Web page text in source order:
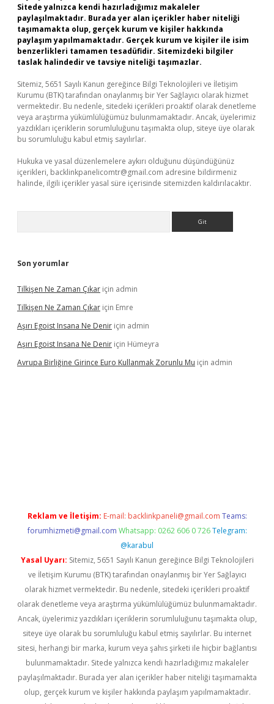
Sitede yalnızca kendi hazırladığımız makaleler
paylaşılmaktadır. Burada yer alan içerikler haber niteliği
taşımamakta olup, gerçek kurum ve kişiler hakkında
paylaşım yapılmamaktadır. Gerçek kurum ve kişiler ile isim
benzerlikleri tamamen tesadüfidir. Sitemizdeki bilgiler
taslak halindedir ve tavsiye niteliği taşımazlar.
Sitemiz, 5651 Sayılı Kanun gereğince Bilgi Teknolojileri ve İletişim
Kurumu (BTK) tarafından onaylanmış bir Yer Sağlayıcı olarak hizmet
vermektedir. Bu nedenle, sitedeki içerikleri proaktif olarak denetleme
veya araştırma yükümlülüğümüz bulunmamaktadır. Ancak, üyelerimiz
yazdıkları içeriklerin sorumluluğunu taşımakta olup, siteye üye olarak
bu sorumluluğu kabul etmiş sayılırlar.
Hukuka ve yasal düzenlemelere aykırı olduğunu düşündüğünüz
içerikleri, backlinkpanelicomtr@gmail.com adresine bildirmeniz
halinde, ilgili içerikler yasal süre içerisinde sitemizden kaldırılacaktır.
Son yorumlar
Tilkişen Ne Zaman Çıkar için admin
Tilkişen Ne Zaman Çıkar için Emre
Aşırı Egoist Insana Ne Denir için admin
Aşırı Egoist Insana Ne Denir için Hümeyra
Avrupa Birliğine Girince Euro Kullanmak Zorunlu Mu için admin
Reklam ve İletişim: E-mail: backlinkpaneli@gmail.com Teams:
forumhizmeti@gmail.com Whatsapp: 0262 606 0 726 Telegram:
@karabul
Yasal Uyarı: Sitemiz, 5651 Sayılı Kanun gereğince Bilgi Teknolojileri
ve İletişim Kurumu (BTK) tarafından onaylanmış bir Yer Sağlayıcı
olarak hizmet vermektedir. Bu nedenle, sitedeki içerikleri proaktif
olarak denetleme veya araştırma yükümlülüğümüz bulunmamaktadır.
Ancak, üyelerimiz yazdıkları içeriklerin sorumluluğunu taşımakta olup,
siteye üye olarak bu sorumluluğu kabul etmiş sayılırlar. Bu internet
sitesi, herhangi bir marka, kurum veya şahıs şirketi ile hiçbir bağlantısı
bulunmamaktadır. Sitede yalnızca kendi hazırladığımız makaleler
paylaşılmaktadır. Burada yer alan içerikler haber niteliği taşımamakta
olup, gerçek kurum ve kişiler hakkında paylaşım yapılmamaktadır.